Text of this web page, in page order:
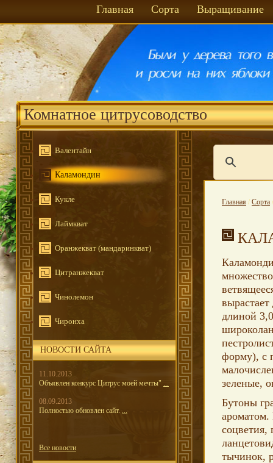
Главная Сорта Выращивание
Комнатное цитрусоводство
Валентайн
Каламондин
Кукле
Лаймкват
Оранжекват (мандаринкват)
Цитранжекват
Чинолемон
Чиронха
НОВОСТИ САЙТА
11.10.2013
Объявлен конкурс Цитрус моей мечты" ...
08.09.2013
Полностью обновлен сайт. ...
Все новости
Главная / Сорта
длиной
форму), с
зеленые,
Бутоны
тычинок,